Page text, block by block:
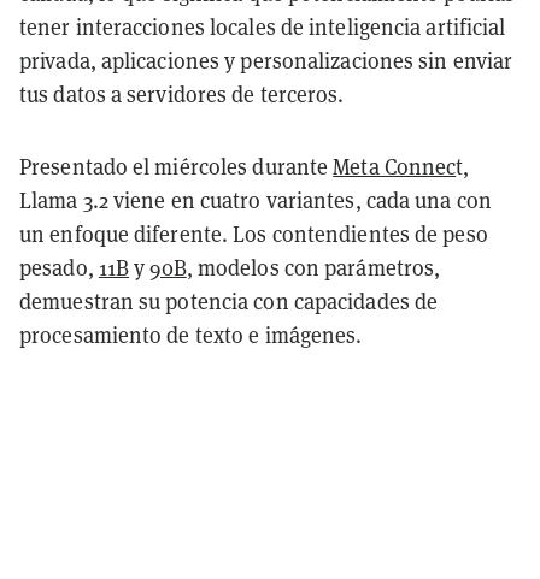
tener interacciones locales de inteligencia artificial
privada, aplicaciones y personalizaciones sin enviar
tus datos a servidores de terceros.
Presentado el miércoles duranteMeta Connect,
Llama 3.2 viene en cuatro variantes, cada una con
un enfoque diferente. Los contendientes de peso
pesado, 11By90B, modelos con parámetros,
demuestran su potencia con capacidades de
procesamiento de texto e imágenes.